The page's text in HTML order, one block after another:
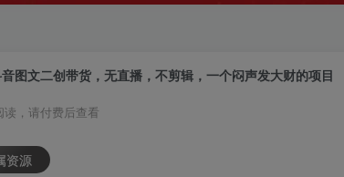
音图文二创带货，无直播，不剪辑，一个闷声发大财的项目
读，请付费后查看
资源